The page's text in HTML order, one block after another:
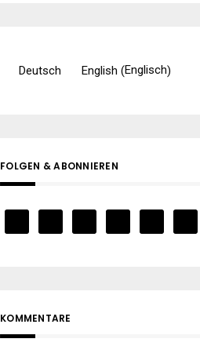
Deutsch English (Englisch)
FOLGEN & ABONNIEREN
KOMMENTARE